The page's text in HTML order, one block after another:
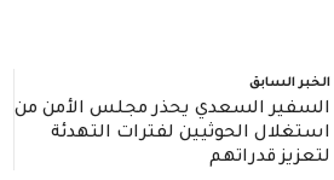
الخبر السابق
السفير السعدي يحذر مجلس الأمن من
استغلال الحوثيين لفترات التهدئة
لتعزيز قدراتهم